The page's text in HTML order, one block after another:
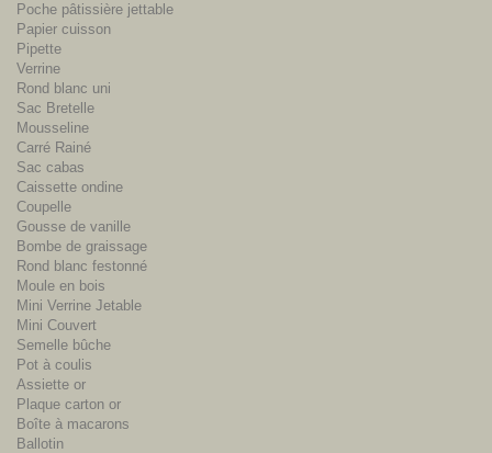
Poche pâtissière jettable
Papier cuisson
Pipette
Verrine
Rond blanc uni
Sac Bretelle
Mousseline
Carré Rainé
Sac cabas
Caissette ondine
Coupelle
Gousse de vanille
Bombe de graissage
Rond blanc festonné
Moule en bois
Mini Verrine Jetable
Mini Couvert
Semelle bûche
Pot à coulis
Assiette or
Plaque carton or
Boîte à macarons
Ballotin